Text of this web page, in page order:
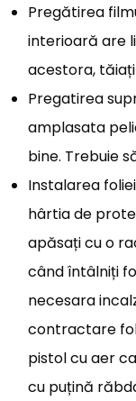
Pregătirea
interioară are
acestora,
Pregatirea
amplasata
bine. Trebuie
Instalarea
hârtia de
apăsați cu o
când întâlniți
necesara
contractare
pistol cu aer
cu puțină